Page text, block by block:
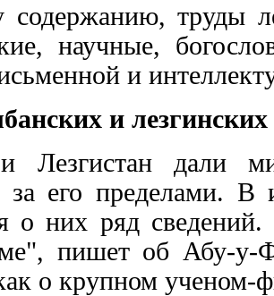
содержанию, труды
научные,
и
и
Лезгистан дали
за его пределами. В
о них ряд
пишет об Абу-
о крупном